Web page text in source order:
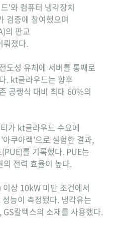
'와 컴퓨터 냉각장치
검증에 참여했으며
의 판교
뤄졌다.
도성 유체에 서버를 통째로
. kt클라우드는 향후
공랭식 대비 최대 60%의
가 kt클라우드 수요에
쿠아랙'으로 실험한 결과,
를 기록했다. PUE는
전력 효율이 높다.
상 10kW 미만 조건에서
능이 측정됐다. 냉각유는
칼텍스의 소재를 사용했다.